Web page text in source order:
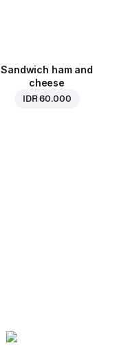
Sandwich ham and
cheese
IDR 60.000